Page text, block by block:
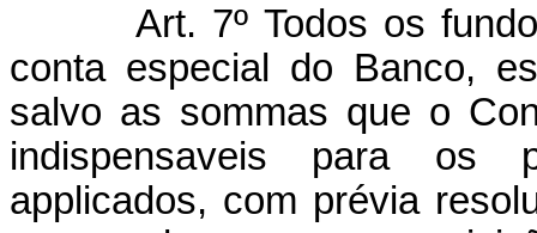
Art. 7º Todos os
conta especial do Banco,
salvo as sommas que o
indispensaveis para os
applicados, com prévia